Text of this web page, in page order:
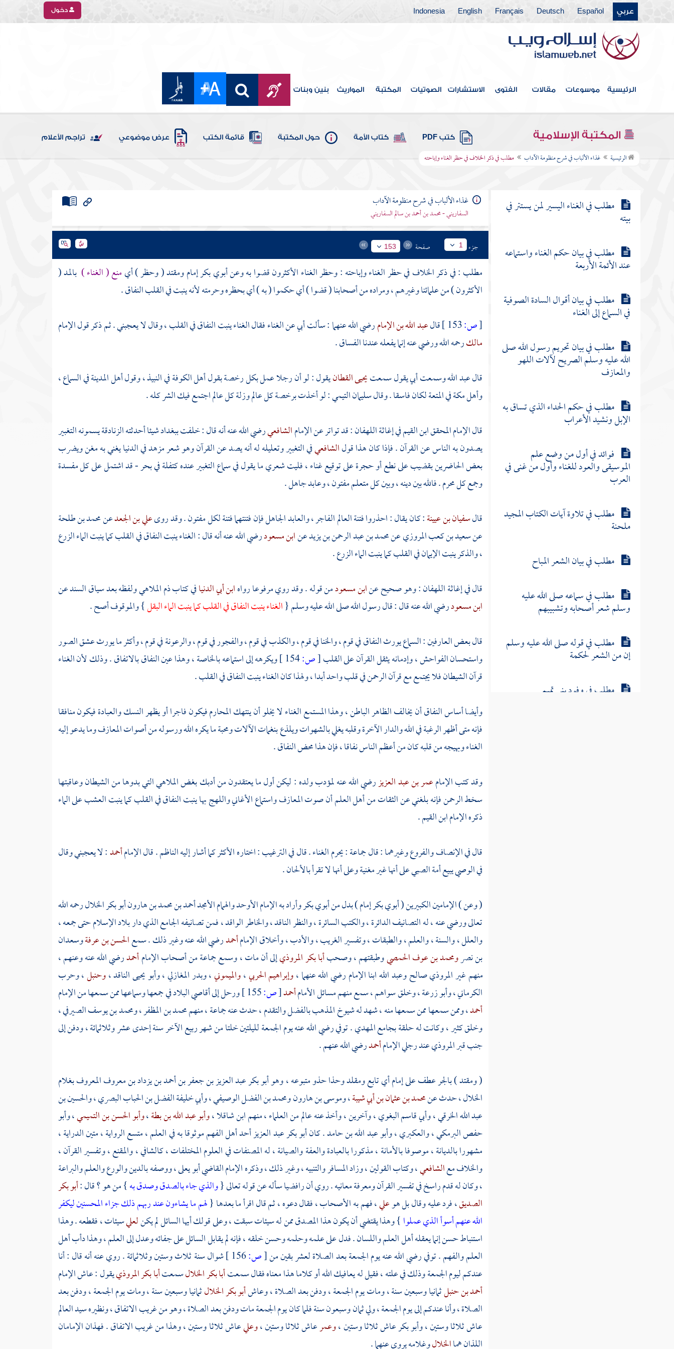
عربي Español
Deutsch
Français
English
Indonesia دخول
الرئيسية موسوعات مقالات الفتوى الاستشارات الصوتيات المكتبة المواريث بنين وبنات
المكتبة الإسلامية كتب PDF كتاب الأمة حول المكتبة قائمة الكتب عرض موضوعي تراجم الأعلام
الرئيسية غذاء الألباب في شرح منظومة الآداب مطلب في ذكر الخلاف في حظر الغناء وإباحته
فيهما
مطلب في قوله صلى الله عليه وسلم لا يصلح
الكذب إلا في ثلاث
مطلب في حكم المطرب كالطنبور
والعود
مطلب في ذكر الخلاف في حظر الغناء
مطلب في الغناء اليسير لمن يستتر في
بيته
مطلب في بيان حكم الغناء واستماعه
عند الأئمة الأربعة
مطلب في بيان أقوال السادة الصوفية
في السماع إلى الغناء
مطلب في بيان تحريم رسول الله صلى
الله عليه وسلم الصريح لآلات اللهو
والمعازف
مطلب في حكم الحداء الذي تساق به
الإبل ونشيد الأعراب
فوائد في أول من وضع علم
الموسيقى والعود للغناء وأول من غنى في
العرب
مطلب في تلاوة آيات الكتاب المجيد
ملحنة
مطلب في بيان الشعر المباح
مطلب في سماعه صلى الله عليه
وسلم شعر أصحابه وتشبيبهم
مطلب في قوله صلى الله عليه وسلم
إن من الشعر لحكمة
مطلب في وفود بني تميم
غذاء الألباب في شرح منظومة الآداب
السفاريني - محمد بن أحمد بن سالم السفاريني
جزء 1 صفحة 153
مطلب : في ذكر الخلاف في حظر الغناء وإباحته : وحظر الغناء الأكثرون قضوا به وعن أبوي بكر إمام ومقتد ( وحظر ) أيمنع ( الغناء ) بالمد (
الأكثرون ) من علمائنا وغيرهم ، ومراده من أصحابنا ( قضوا ) أي حكموا ( به ) أي بحظره وحرمته لأنه ينبت في القلب النفاق .
[ص: قالعبد الله بن الإمامرضي الله عنهما : سألت أبي عن الغناء فقال الغناء ينبت النفاق في القلب ، وقال لا يعجبني . ثم ذكر قول الإمام
مالكرحمه الله ورضي عنه إنما يفعله عندنا الفساق .
قالعبد اللهوسمعت أبي يقول سمعتيحيى القطانيقول : لو أن رجلا عمل بكل رخصة بقول أهلالكوفةفي النبيذ ، وقول أهلالمدينةفي السماع ،
وأهلمكةفي المتعة لكان فاسقا . وقالسليمان التيمي: لو أخذت برخصة كل عالم وزلة كل عالم اجتمع فيك الشر كله .
قال الإمام المحققابن القيمفي إغاثة اللهفان : قد تواتر عن الإمامالشافعيرضي الله عنه أنه قال : خلفتببغدادشيئا أحدثته الزنادقة يسمونه التغبير
يصدون به الناس عن القرآن . فإذا كان هذا قولالشافعيفي التغبير وتعليله له أنه يصد عن القرآن وهو شعر مزهد في الدنيا يغني به مغن ويضرب
بعض الحاضرين بقضيب على نطع أو حجرة على توقيع غناء ، فليت شعري ما يقول في سماع التغبير عنده كتفلة في بحر - قد اشتمل على كل مفسدة
وجمع كل محرم . فالله بين دينه ، وبين كل متعلم مفتون ، وعابد جاهل .
قالسفيان بن عيينة: كان يقال : احذروا فتنة العالم الفاجر ، والعابد الجاهل فإن فتنتهما فتنة لكل مفتون . وقد روىعلي بن الجعدعنمحمد بن طلحة
عنسعيد بن كعب المروزيعنمحمد بن عبد الرحمن بن يزيدعنابن مسعودرضي الله عنه أنه قال : الغناء ينبت النفاق في القلب كما ينبت الماء الزرع
، والذكر ينبت الإيمان في القلب كما ينبت الماء الزرع .
قال في إغاثة اللهفان : وهو صحيح عنابن مسعودمن قوله . وقد روي مرفوعا رواهابن أبي الدنيافي كتاب ذم الملاهي ولفظه بعد سياق السند عن
ابن مسعودرضي الله عنه قال : قال رسول الله صلى الله عليه وسلم {الغناء ينبت النفاق في القلب كما ينبت الماء البقل} والموقوف أصح .
قال بعض العارفين : السماع يورث النفاق في قوم ، والخنا في قوم ، والكذب في قوم ، والفجور في قوم ، والرعونة في قوم ، وأكثر ما يورث عشق الصور
واستحسان الفواحش ، وإدمانه يثقل القرآن على القلب[ص:
ويكرهه إلى استماعه بالخاصة ، وهذا عين النفاق بالاتفاق . وذلك لأن الغناء
قرآن الشيطان فلا يجتمع مع قرآن الرحمن في قلب واحد أبدا ، ولهذا كان الغناء ينبت النفاق في القلب .
وأيضا أساس النفاق أن يخالف الظاهر الباطن ، وهذا المستمع الغناء لا يخلو أن ينتهك المحارم فيكون فاجرا أو يظهر النسك والعبادة فيكون منافقا
فإنه متى أظهر الرغبة في الله والدار الآخرة وقلبه يغلي بالشهوات ويلذع بنغمات الآلات ومحبة ما يكره الله ورسوله من أصوات المعازف وما يدعو إليه
الغناء وبهيجه من قلبه كان من أعظم الناس نفاقا ، فإن هذا محض النفاق .
وقد كتب الإمامعمر بن عبد العزيزرضي الله عنه لمؤدب ولده : ليكن أول ما يعتقدون من أدبك بغض الملاهي التي بدوها من الشيطان وعاقبتها
سخط الرحمن فإنه بلغني عن الثقات من أهل العلم أن صوت المعازف واستماع الأغاني واللهج بها ينبت النفاق في القلب كما ينبت العشب على الماء
ذكره الإمامابن القيم.
قال في الإنصاف والفروع وغيرهما : قال جماعة : يحرم الغناء . قال في الترغيب : اختاره الأكثر كما أشار إليهالناظم. قال الإمامأحمد: لا يعجبني وقال
في الوصي يبيع أمة الصبي على أنها غير مغنية وعلى أنها لا تقرأ بالألحان .
( وعن ) الإمامين الكبيرين ( أبوي بكر إمام ) بدل من أبوي بكر وأراد به الإمام الأوحد والهمام الأمجدأحمد بن محمد بن هارون أبو بكر الخلالرحمه الله
تعالى ورضي عنه ، له التصانيف الدائرة ، والكتب السائرة ، والنظر الناقد ، والخاطر الواقد ، فمن تصانيفه الجامع الذي دار بلاد الإسلام حتى جمعه ،
والعلل ، والسنة ، والعلم ، والطبقات ، وتفسير الغريب ، والأدب ، وأخلاق الإمامأحمدرضي الله عنه وغير ذلك . سمعالحسن بن عرفةوسعدان
بن نصرومحمد بن عوف الحمصيوطبقتهم ، وصحبأبا بكر المروذيإلى أن مات ، وسمع جماعة من أصحاب الإمامأحمدرضي الله عنه وعنهم ،
منهم غيرالمروذيصالحوعبد اللهابنا الإمام رضي الله عنهما ،وإبراهيم الحربي،والميموني،وبدر المغازلي،وأبو يحيى الناقد،وحنبل،وحرب
الكرماني،وأبو زرعة، وخلق سواهم ، سمع منهم مسائل الأمامأحمد[ص:
ورحل إلى أقاصي البلاد في جمعها وسماعها ممن سمعها من الإمام
أحمد، وممن سمعها ممن سمعها منه ، شهد له شيوخ المذهب بالفضل والتقدم ، حدث عنه جماعة ، منهممحمد بن المظفر،ومحمد بن يوسف الصيرفي،
وخلق كثير ، وكانت له حلقة بجامع المهدي . توفي رضي الله عنه يوم الجمعة لليلتين خلتا من شهر ربيع الآخر سنة إحدى عشر وثلاثمائة ، ودفن إلى
جنب قبرالمروذيعند رجلي الإمامأحمدرضي الله عنهم .
( ومقتد ) بالجر عطف على إمام أي تابع ومقلد وحذا حذو متبوعه ، وهوأبو بكر عبد العزيز بن جعفر بن أحمد بن يزداد بن معروف المعروف بغلام
الخلال، حدث عنمحمد بن عثمان بن أبي شيبة،وموسى بن هارونومحمد بن الفضل الوصيفي،وأبي خليفة الفضل بن الحباب البصري،والحسين بن
عبد الله الخرقي،وأبي قاسم البغوي، وآخرين ، وأخذ عنه عالم من العلماء ، منهمابن شاقلا،وأبو عبد الله بن بطة،وأبو الحسن بن التميمي،وأبو
حفص البرمكي،والعكبري،وأبو عبد الله بن حامد. كانأبو بكر عبد العزيزأحد أهل الفهم موثوقا به في العلم ، متسع الرواية ، متين الدراية ،
مشهورا بالديانة ، موصوفا بالأمانة ، مذكورا بالعبادة والعفة والصيانة ، له المصنفات في العلوم المختلفات ، كالشافي ، والمقنع ، وتفسير القرآن ،
والخلاف معالشافعي، وكتاب القولين ، وزاد المسافر والتنبيه ، وغير ذلك ، وذكره الإمام القاضيأبو يعلى، ووصفه بالدين والورع والعلم والبراعة
، وكان له قدم راسخ في تفسير القرآن ومعرفة معانيه . روي أن رافضيا سأله عن قوله تعالى {والذي جاء بالصدق وصدق به} من هو ؟ قال :أبو بكر
الصديق، فرد عليه وقال بل هوعلي، فهم به الأصحاب ، فقال دعوه ، ثم قال اقرأ ما بعدها {لهم ما يشاءون عند ربهم ذلك جزاء المحسنين ليكفر
الله عنهم أسوأ الذي عملوا} وهذا يقتضي أن يكون هذا المصدق ممن له سيئات سبقت ، وعلى قولك أيها السائل لم يكنلعليسيئات ، فقطعه . وهذا
استنباط حسن إنما يعقله أهل العلم واللسان . فدل على علمه وحلمه وحسن خلقه ، فإنه لم يقابل السائل على جفائه وعدل إلى العلم ، وهذا دأب أهل
العلم والفهم . توفي رضي الله عنه يوم الجمعة بعد الصلاة لعشر بقين من[ص:156 ]
شوال سنة ثلاث وستين وثلاثمائة . روي عنه أنه قال : أنا
عندكم ليوم الجمعة وذلك في علته ، فقيل له يعافيك الله أو كلاما هذا معناه فقال سمعتأبا بكر الخلالسمعتأبا بكر المروذييقول : عاش الإمام
أحمد بن حنبلثمانيا وسبعين سنة ، ومات يوم الجمعة ، ودفن بعد الصلاة ، وعاشأبو بكر الخلالثمانيا وسبعين سنة ، ومات يوم الجمعة ، ودفن بعد
الصلاة ، وأنا عندكم إلى يوم الجمعة ، ولي ثمان وسبعون سنة فلما كان يوم الجمعة مات ودفن بعد الصلاة ، وهو من غريب الاتفاق ، ونظيره سيد العالم
عاش ثلاثا وستين ،وأبو بكرعاش ثلاثا وستين ،وعمرعاش ثلاثا وستين ،وعليعاش ثلاثا وستين ، وهذا من غريب الاتفاق . فهذان الإمامان
اللذان هماالخلالوغلامه يروى عنهما .